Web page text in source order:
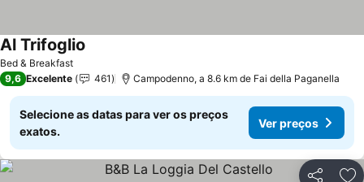
Bed & Breakfast
Al Trifoglio
9,6 Excelente 461 Campodenno, a 8.6 km de Fai della Paganella
Selecione as datas para ver os preços
exatos.
Ver preços